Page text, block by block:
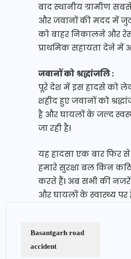
बाद स्थानीय ग्रामीण
और जवानों की मदद में जुट
को बाहर निकालने और
प्राथमिक सहायता देने में
जवानों को श्रद्धांजलि :
पूरे देश में इस हादसे को
शहीद हुए जवानों को
है और घायलों के जल्द
जा रही है।
यह हादसा एक बार फिर
हमारे सुरक्षा बल किन
करते हैं। अब सभी की नजरें
और घायलों के स्वास्थ्य पर
Basantgarh road
accident